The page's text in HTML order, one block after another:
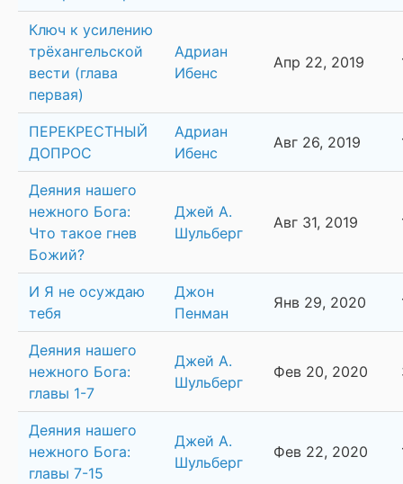
Ключ к усилению
трёхангельской
вести (глава
первая)
Адриан
Ибенс
Апр 22, 2019
ПЕРЕКРЕСТНЫЙ
ДОПРОС
Адриан
Ибенс
Авг 26, 2019
Деяния нашего
нежного Бога:
Что такое гнев
Божий?
Джей А.
Шульберг
Авг 31, 2019
И Я не осуждаю
тебя
Джон
Пенман
Янв 29, 2020
Деяния нашего
нежного Бога:
главы 1-7
Джей А.
Шульберг
Фев 20, 2020
Деяния нашего
нежного Бога:
главы 7-15
Джей А.
Шульберг
Фев 22, 2020